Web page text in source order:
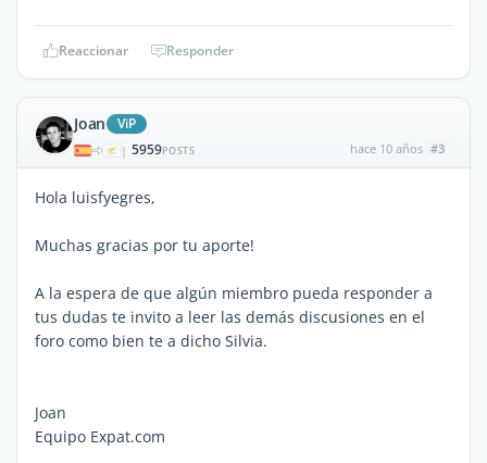
Reaccionar Responder
Joan ViP
| 5959POSTS hace 10 años #3
Hola luisfyegres,
Muchas gracias por tu aporte!
A la espera de que algún miembro pueda responder a
tus dudas te invito a leer las demás discusiones en el
foro como bien te a dicho Silvia.
Joan
Equipo Expat.com